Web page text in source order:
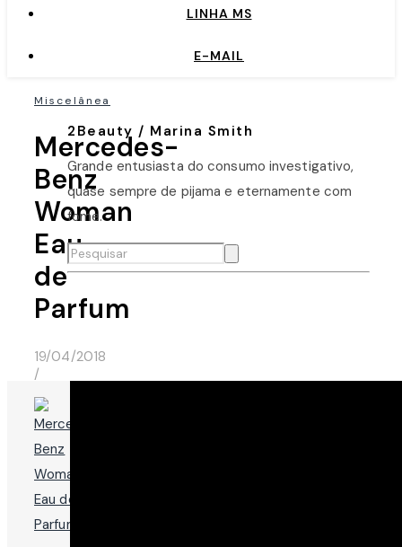
LINHA MS
E-MAIL
Miscelânea
Mercedes-
Benz
Woman
Eau
de
Parfum
19/04/2018
/
2Beauty / Marina Smith
Grande entusiasta do consumo investigativo,
quase sempre de pijama e eternamente com
fome.